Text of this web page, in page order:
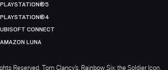
PLAYSTATION®5
PLAYSTATION®4
UBISOFT CONNECT
AMAZON LUNA
Reserved. Tom Clancy’s, Rainbow Six, the Soldier Icon,